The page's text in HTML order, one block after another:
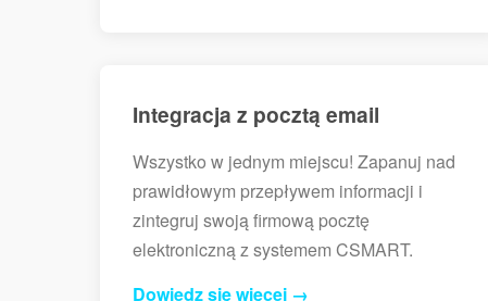
Integracja z pocztą email
Wszystko w jednym miejscu! Zapanuj nad
prawidłowym przepływem informacji i
zintegruj swoją firmową pocztę
elektroniczną z systemem CSMART.
Dowiedz się więcej →